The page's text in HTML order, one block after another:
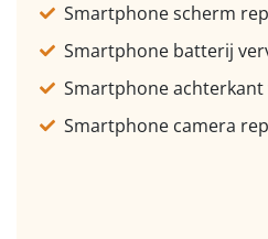
Smartphone scherm
Smartphone batterij
Smartphone achterkant
Smartphone camera